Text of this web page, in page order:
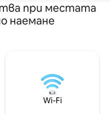
при местата
наемане
Wi-Fi